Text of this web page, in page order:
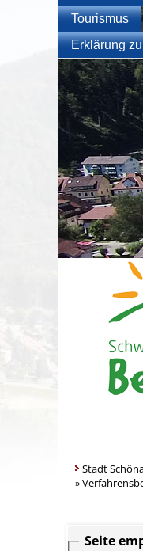
Tourismus
Erklärung
Stadt
»
Seite